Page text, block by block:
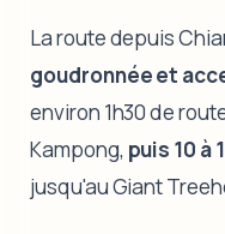
La route depuis
goudronnée et
environ 1h30 de
Kampong, puis 10 à
jusqu'au Giant